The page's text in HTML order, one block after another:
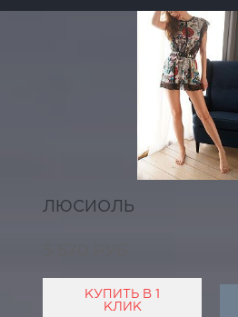
ЛЮСИОЛЬ
КУПИТЬ В 1
КЛИК